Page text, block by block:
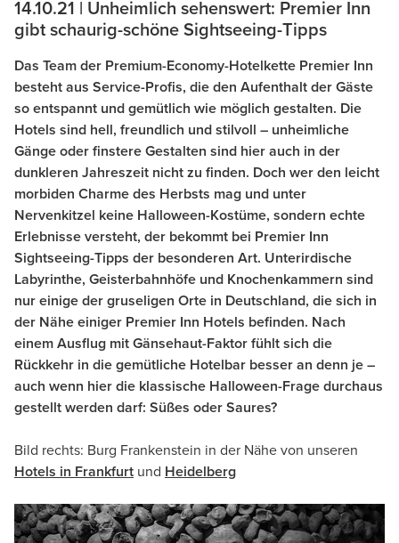
14.10.21 | Unheimlich sehenswert: Premier Inn
gibt schaurig-schöne Sightseeing-Tipps
Das Team der Premium-Economy-Hotelkette Premier Inn
besteht aus Service-Profis, die den Aufenthalt der Gäste
so entspannt und gemütlich wie möglich gestalten. Die
Hotels sind hell, freundlich und stilvoll – unheimliche
Gänge oder finstere Gestalten sind hier auch in der
dunkleren Jahreszeit nicht zu finden. Doch wer den leicht
morbiden Charme des Herbsts mag und unter
Nervenkitzel keine Halloween-Kostüme, sondern echte
Erlebnisse versteht, der bekommt bei Premier Inn
Sightseeing-Tipps der besonderen Art. Unterirdische
Labyrinthe, Geisterbahnhöfe und Knochenkammern sind
nur einige der gruseligen Orte in Deutschland, die sich in
der Nähe einiger Premier Inn Hotels befinden. Nach
einem Ausflug mit Gänsehaut-Faktor fühlt sich die
Rückkehr in die gemütliche Hotelbar besser an denn je –
auch wenn hier die klassische Halloween-Frage durchaus
gestellt werden darf: Süßes oder Saures?
Bild rechts: Burg Frankenstein in der Nähe von unseren
Hotels in Frankfurt und Heidelberg